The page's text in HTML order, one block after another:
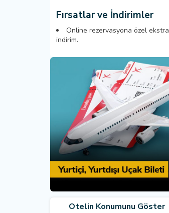
Fırsatlar ve İndirimler
Online rezervasyona özel ekstra
indirim.
Otelin Konumunu Göster